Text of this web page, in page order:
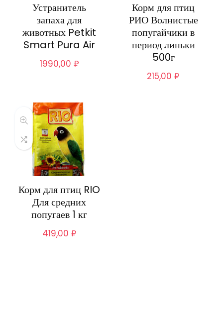
Устранитель
запаха для
животных Petkit
Smart Pura Air
1990,00 ₽
Корм для птиц
РИО Волнистые
попугайчики в
период линьки
500г
215,00₽
Корм для птиц RIO
Для средних
попугаев 1 кг
419,00 ₽